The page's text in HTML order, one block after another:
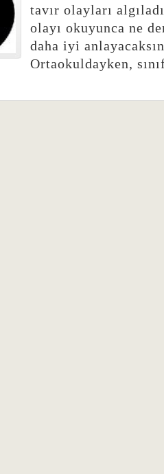
tavır olayları
olayı okuyunca ne
daha iyi
Ortaokuldayken,